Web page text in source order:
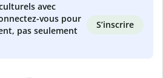
avec
vous pour
pas seulement
S’inscrire